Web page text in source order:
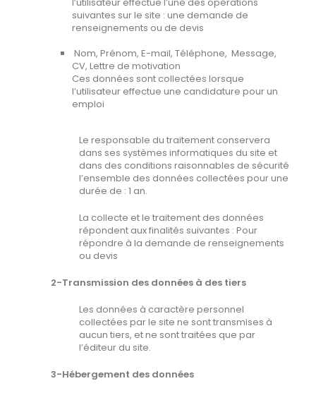
suivantes sur le site : une demande de
renseignements ou de devis
Nom, Prénom, E-mail, Téléphone, Message,
CV, Lettre de motivation
Ces données sont collectées lorsque
l’utilisateur effectue une candidature pour un
emploi
Le responsable du traitement conservera
dans ses systèmes informatiques du site et
dans des conditions raisonnables de sécurité
l’ensemble des données collectées pour une
durée de : 1 an.
La collecte et le traitement des données
répondent aux finalités suivantes : Pour
répondre à la demande de renseignements
ou devis
2-Transmission des données à des tiers
Les données à caractère personnel
collectées par le site ne sont transmises à
aucun tiers, et ne sont traitées que par
l’éditeur du site.
3-Hébergement des données